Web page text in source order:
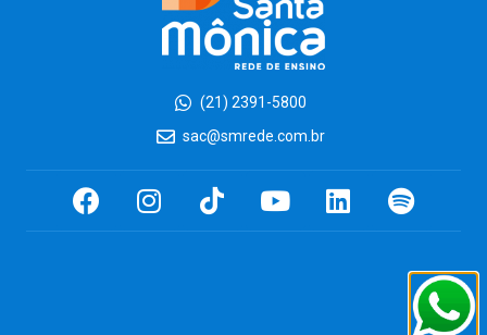
(21) 2391-5800
sac@smrede.com.br